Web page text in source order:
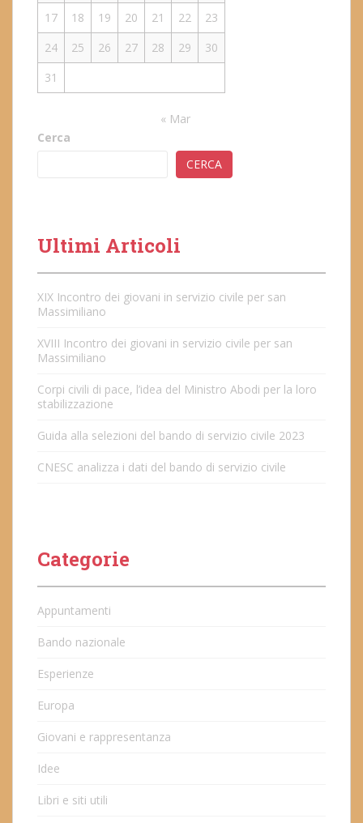
17 18 19 20 21 22
23
24
25 26 27 28 29
30
31
« Mar
Cerca
CERCA
Ultimi Articoli
XIX Incontro dei giovani in servizio civile per san
Massimiliano
XVIII Incontro dei giovani in servizio civile per san
Massimiliano
Corpi civili di pace, l’idea del Ministro Abodi per la loro
stabilizzazione
Guida alla selezioni del bando di servizio civile 2023
CNESC analizza i dati del bando di servizio civile
Categorie
Appuntamenti
Bando nazionale
Esperienze
Europa
Giovani e rappresentanza
Idee
Libri e siti utili